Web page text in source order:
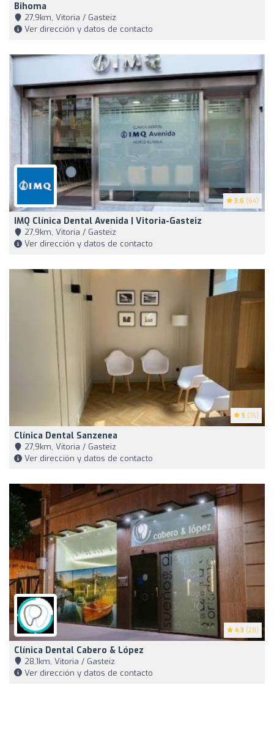
Bihoma
27,9km, Vitoria / Gasteiz
Ver dirección y datos de contacto
3.6 (64)
IMQ Clínica Dental Avenida | Vitoria-Gasteiz
27,9km, Vitoria / Gasteiz
Ver dirección y datos de contacto
5 (15)
Clínica Dental Sanzenea
27,9km, Vitoria / Gasteiz
Ver dirección y datos de contacto
4.3 (28)
Clínica Dental Cabero & López
28,1km, Vitoria / Gasteiz
Ver dirección y datos de contacto